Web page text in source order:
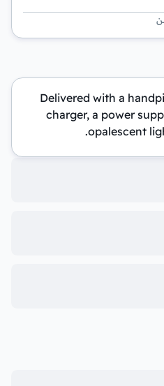
Delivered with a
charger, a power
opalescent